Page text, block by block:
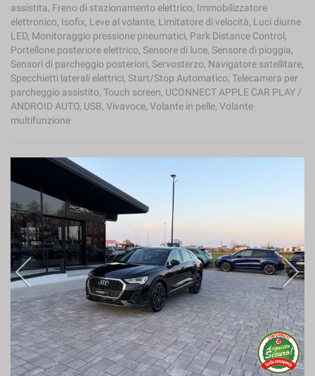
assistita, Freno di stazionamento elettrico, Immobilizzatore
elettronico, Isofix, Leve al volante, Limitatore di velocità, Luci diurne
LED, Monitoraggio pressione pneumatici, Park Distance Control,
Portellone posteriore elettrico, Sensore di luce, Sensore di pioggia,
Sensori di parcheggio posteriori, Servosterzo, Navigatore satellitare,
Specchietti laterali elettrici, Start/Stop Automatico, Telecamera per
parcheggio assistito, Touch screen, UCONNECT APPLE CAR PLAY /
ANDROID AUTO, USB, Vivavoce, Volante in pelle, Volante
multifunzione